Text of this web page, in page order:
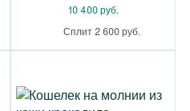
10 400 руб.
Сплит 2 600 руб.